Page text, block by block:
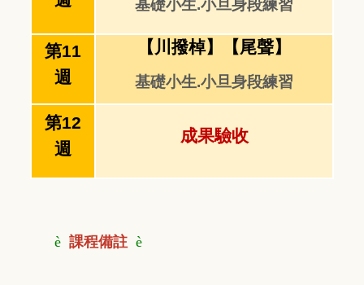
基礎小生.小旦身段練習
第11
週
【川撥棹】【尾聲】
基礎小生.小旦身段練習
第12
週
成果驗收
è 課程備註 è